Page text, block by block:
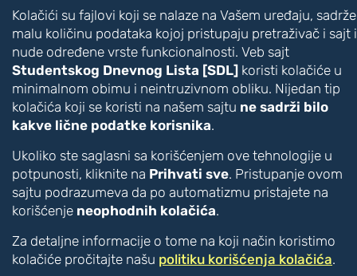
Kolačići su fajlovi koji se nalaze na Vašem uređaju, sadrže
malu količinu podataka kojoj pristupaju pretraživač i sajt i
nude određene vrste funkcionalnosti. Veb sajt
Studentskog Dnevnog Lista [SDL] koristi kolačiće u
minimalnom obimu i neintruzivnom obliku. Nijedan tip
kolačića koji se koristi na našem sajtu ne sadrži bilo
kakve lične podatke korisnika.
Ukoliko ste saglasni sa korišćenjem ove tehnologije u
potpunosti, kliknite na Prihvati sve. Pristupanje ovom
sajtu podrazumeva da po automatizmu pristajete na
korišćenje neophodnih kolačića.
Za detaljne informacije o tome na koji način koristimo
kolačiće pročitajte našu politiku korišćenja kolačića.
Veći razmak između slova
Manji razmak između slova
Disleksija [CTRL + ALT + D]
Boje i kontrast
Inverzne boje
Monohromatski prikaz
Vizuelna pomagala
Akcentovani linkovi [CTRL + ALT + U]
Veliki pokazivač [CTRL + ALT + C]
Vodič za čitanje [CTRL + ALT + R]
Čitač [CTRL + ALT + V]
Auditorna pomagala
Text to Speech [CTRL + ALT + T]